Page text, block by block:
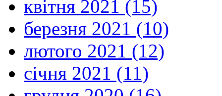
квітня 2021 (15)
березня 2021 (10)
лютого 2021 (12)
січня 2021 (11)